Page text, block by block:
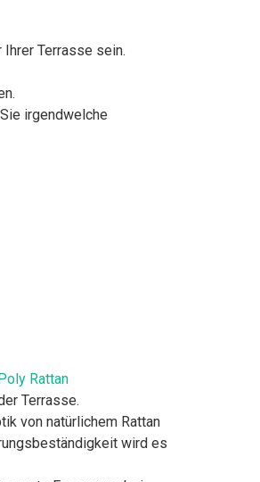
Terrasse sein.
irgendwelche
Rattan
Terrasse.
von natürlichem Rattan
wird es